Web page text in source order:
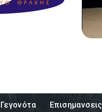
Γεγονότα Επισημανσεις